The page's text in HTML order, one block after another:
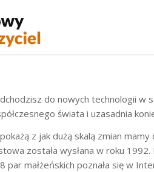
do nowych technologii
świata i uzasadnia
z jak dużą skalą zmian mamy
została wysłana w roku
par małżeńskich poznała się w